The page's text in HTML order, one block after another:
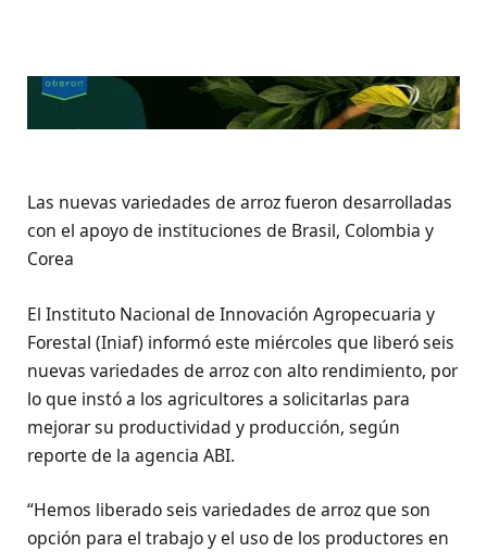
Las nuevas variedades de arroz fueron desarrolladas
con el apoyo de instituciones de Brasil, Colombia y
Corea
El Instituto Nacional de Innovación Agropecuaria y
Forestal (Iniaf) informó este miércoles que liberó seis
nuevas variedades de arroz con alto rendimiento, por
lo que instó a los agricultores a solicitarlas para
mejorar su productividad y producción, según
reporte de la agencia ABI.
“Hemos liberado seis variedades de arroz que son
opción para el trabajo y el uso de los productores en